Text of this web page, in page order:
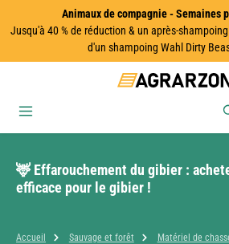
Passer au contenu principalAnimaux de compagnie - Semaines
Jusqu'à 40 % de réduction & un après-
d'un shampoing Wahl Dirty
🦌 Effarouchement du gibier :
efficace pour le gibier !
Accueil Sauvage et forêt Matériel de